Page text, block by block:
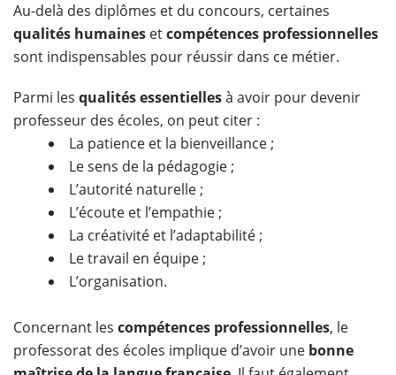
Au-delà des diplômes et du concours, certaines
qualités humaines etcompétences professionnelles
sont indispensables pour réussir dans ce métier.
Parmi les qualités essentiellesà avoir pour devenir
professeur des écoles, on peut citer :
La patience et la bienveillance ;
Le sens de la pédagogie ;
L’autorité naturelle ;
L’écoute et l’empathie ;
La créativité et l’adaptabilité ;
Le travail en équipe ;
L’organisation.
Concernant les compétences professionnelles, le
professorat des écoles implique d’avoir une bonne